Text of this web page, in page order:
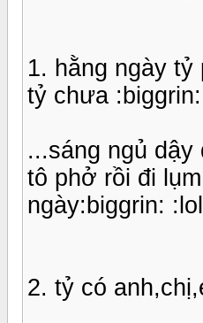
1. hằng ngày
tỷ chưa
...sáng ngủ
tô phở rồi đi
ngày:biggrin:
2. tỷ có